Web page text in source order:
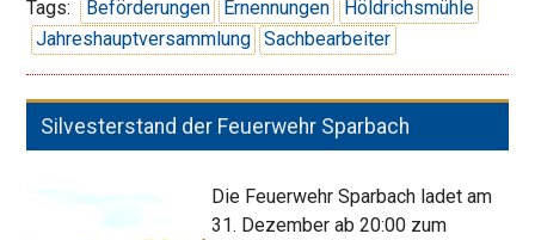
Tags:
Beförderungen Ernennungen
Höldrichsmühle
Jahreshauptversammlung
Sachbearbeiter
Silvesterstand der Feuerwehr Sparbach
Die Feuerwehr Sparbach ladet am
31. Dezember ab 20:00 zum